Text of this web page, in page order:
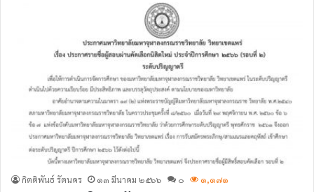
กิตติพันธ์ รัตนคร ๑๓ มีนาคม ๒๕๖๖ ๐ ๑,๑๗๑